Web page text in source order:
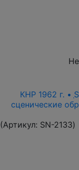
КНР 1962 г. •
сценические
(Артикул: SN-2133)